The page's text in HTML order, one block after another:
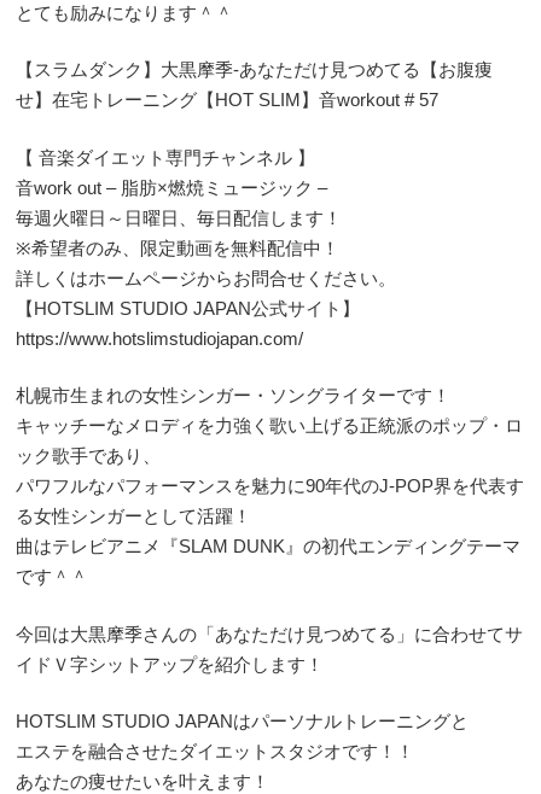
とても励みになります＾＾
【スラムダンク】大黒摩季-あなただけ見つめてる【お腹痩
せ】在宅トレーニング【HOT SLIM】音workout # 57
【 音楽ダイエット専門チャンネル 】
音work out – 脂肪×燃焼ミュージック –
毎週火曜日～日曜日、毎日配信します！
※希望者のみ、限定動画を無料配信中！
詳しくはホームページからお問合せください。
【HOTSLIM STUDIO JAPAN公式サイト】
https://www.hotslimstudiojapan.com/
札幌市生まれの女性シンガー・ソングライターです！
キャッチーなメロディを力強く歌い上げる正統派のポップ・ロ
ック歌手であり、
パワフルなパフォーマンスを魅力に90年代のJ-POP界を代表す
る女性シンガーとして活躍！
曲はテレビアニメ『SLAM DUNK』の初代エンディングテーマ
です＾＾
今回は大黒摩季さんの「あなただけ見つめてる」に合わせてサ
イドＶ字シットアップを紹介します！
HOTSLIM STUDIO JAPANはパーソナルトレーニングと
エステを融合させたダイエットスタジオです！！
あなたの痩せたいを叶えます！